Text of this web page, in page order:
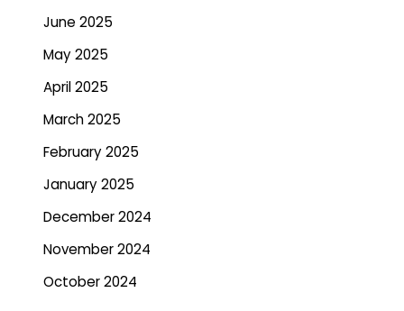
June 2025
May 2025
April 2025
March 2025
February 2025
January 2025
December 2024
November 2024
October 2024